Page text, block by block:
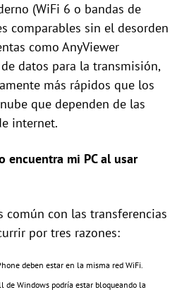
(WiFi 6 o bandas de
comparables sin el desorden
como AnyViewer
datos para la transmisión,
más rápidos que los
que dependen de las
internet.
encuentra mi PC al usar
común con las transferencias
por tres razones:
deben estar en la misma red WiFi.
de Windows podría estar bloqueando la